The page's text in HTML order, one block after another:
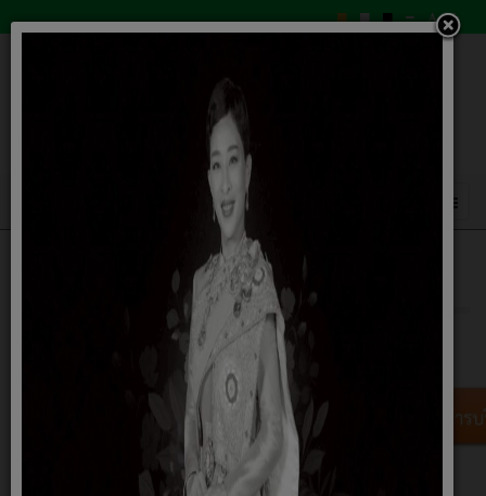
โครงสร้างและการบริหารงาน